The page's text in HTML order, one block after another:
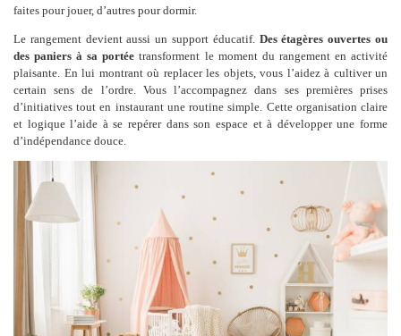
faites pour jouer, d’autres pour dormir.
Le rangement devient aussi un support éducatif.Des étagères ouvertes ou
des paniers à sa portée transforment le moment du rangement en activité
plaisante. En lui montrant où replacer les objets, vous l’aidez à cultiver un
certain sens de l’ordre. Vous l’accompagnez dans ses premières prises
d’initiatives tout en instaurant une routine simple. Cette organisation claire
et logique l’aide à se repérer dans son espace et à développer une forme
d’indépendance douce.